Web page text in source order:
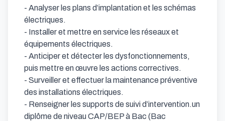
- Analyser les plans d’implantation et les schémas
électriques.
- Installer et mettre en service les réseaux et
équipements électriques.
- Anticiper et détecter les dysfonctionnements,
puis mettre en œuvre les actions correctives.
- Surveiller et effectuer la maintenance préventive
des installations électriques.
- Renseigner les supports de suivi d’intervention.un
diplôme de niveau CAP/BEP à Bac (Bac